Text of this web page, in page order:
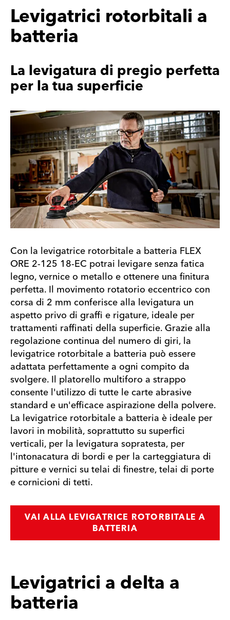
Levigatrici rotorbitali a
batteria
La levigatura di pregio perfetta
per la tua superficie
Con la levigatrice rotorbitale a batteria FLEX
ORE 2-125 18-EC potrai levigare senza fatica
legno, vernice o metallo e ottenere una finitura
perfetta. Il movimento rotatorio eccentrico con
corsa di 2 mm conferisce alla levigatura un
aspetto privo di graffi e rigature, ideale per
trattamenti raffinati della superficie. Grazie alla
regolazione continua del numero di giri, la
levigatrice rotorbitale a batteria può essere
adattata perfettamente a ogni compito da
svolgere. Il platorello multiforo a strappo
consente l'utilizzo di tutte le carte abrasive
standard e un'efficace aspirazione della polvere.
La levigatrice rotorbitale a batteria è ideale per
lavori in mobilità, soprattutto su superfici
verticali, per la levigatura sopratesta, per
l'intonacatura di bordi e per la carteggiatura di
pitture e vernici su telai di finestre, telai di porte
e cornicioni di tetti.
VAI ALLA LEVIGATRICE ROTORBITALE A
BATTERIA
Levigatrici a delta a
batteria